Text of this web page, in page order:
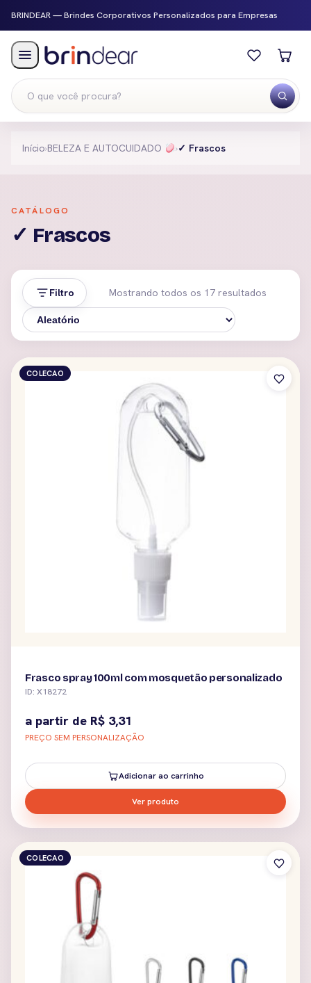
BRINDEAR — Brindes Corporativos Personalizados para Empresas
Menu
Início›BELEZA E AUTOCUIDADO ›✓ Frascos
CATÁLOGO
✓ Frascos
Filtro Mostrando todos os 17 resultados
COLECAO
Frasco spray 100ml com mosquetão personalizado
ID: X18272
a partir de R$ 3,31
PREÇO SEM PERSONALIZAÇÃO
Adicionar ao carrinho
Ver produto
COLECAO